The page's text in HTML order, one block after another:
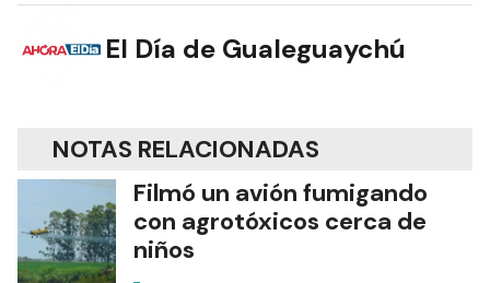
El Día de Gualeguaychú
NOTAS RELACIONADAS
Filmó un avión fumigando
con agrotóxicos cerca de
niños